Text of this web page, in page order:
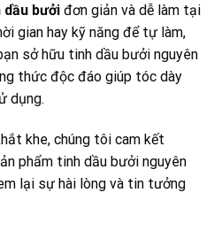
bưởi đơn giản và dễ làm tại
gian hay kỹ năng để tự làm,
sở hữu tinh dầu bưởi nguyên
thức độc đáo giúp tóc dày
dụng.
khe, chúng tôi cam kết
phẩm tinh dầu bưởi nguyên
lại sự hài lòng và tin tưởng